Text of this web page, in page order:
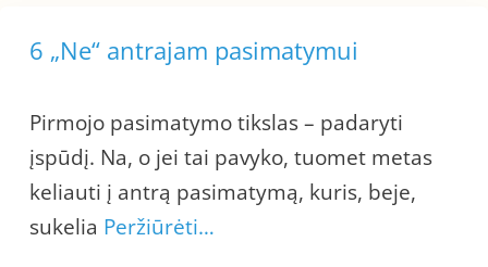
6 „Ne“ antrajam pasimatymui
Pirmojo pasimatymo tikslas – padaryti
įspūdį. Na, o jei tai pavyko, tuomet metas
keliauti į antrą pasimatymą, kuris, beje,
sukelia Peržiūrėti…